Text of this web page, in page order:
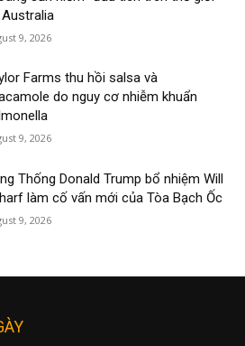
9, 2026
Farms thu hồi salsa và
do nguy cơ nhiễm khuẩn
9, 2026
Thống Donald Trump bổ nhiệm Will
làm cố vấn mới của Tòa Bạch Ốc
9, 2026